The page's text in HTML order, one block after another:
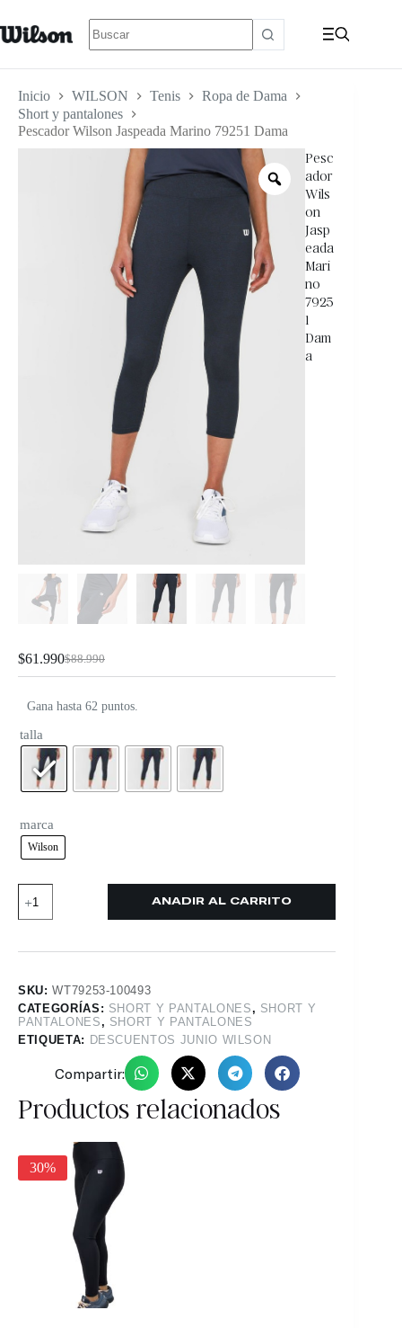
Inicio WILSON Tenis
Ropa de Dama
Short y pantalones
Pescador Wilson Jaspeada Marino 79251 Dama
Pesc
ador
Wils
on
Jasp
eada
Mari
no
7925
1
Dam
a
$88.990
$61.990
Gana hasta 62 puntos.
talla
marca
Wilson
AÑADIR AL CARRITO
SKU:WT79253-100493
CATEGORÍAS: SHORT Y PANTALONES , SHORT Y
PANTALONES , SHORT Y PANTALONES
ETIQUETA: DESCUENTOS JUNIO WILSON
Compartir:
Productos relacionados
30%